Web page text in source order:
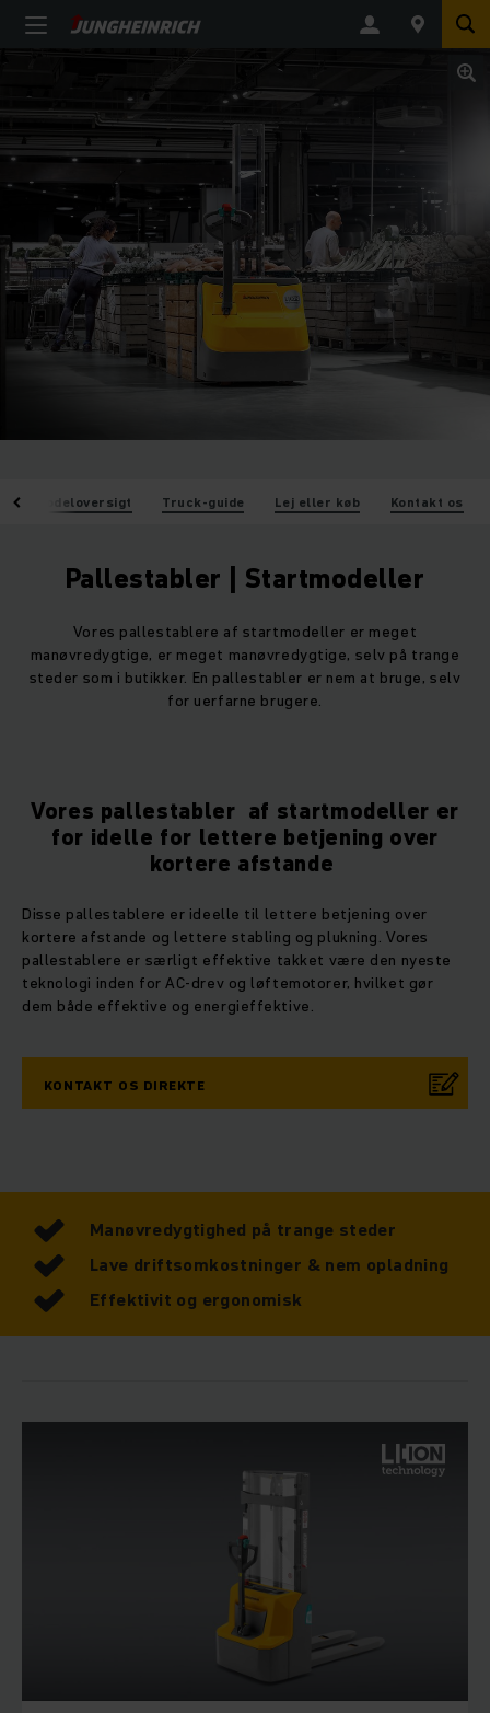
Modeloversigt Truck-guide Lej eller køb Kontakt os
Pallestabler | Startmodeller
Vores pallestablere af startmodeller er meget
manøvredygtige, er meget manøvredygtige, selv på trange
steder som i butikker. En pallestabler er nem at bruge, selv
for uerfarne brugere.
Vores pallestabler af startmodeller er
for idelle for lettere betjening over
kortere afstande
Disse pallestablere er ideelle til lettere betjening over
kortere afstande og lettere stabling og plukning. Vores
pallestablere er særligt effektive takket være den nyeste
teknologi inden for AC-drev og løftemotorer, hvilket gør
dem både effektive og energieffektive.
KONTAKT OS DIREKTE
Manøvredygtighed på trange steder
Lave driftsomkostninger & nem opladning
Effektivit og ergonomisk